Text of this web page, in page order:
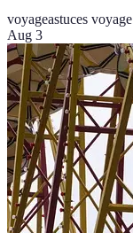
voyageastuces voyage
Aug 3